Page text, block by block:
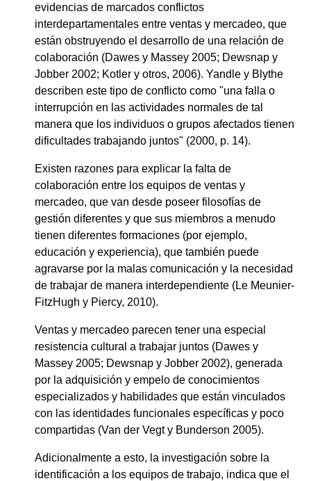
evidencias de marcados conflictos
interdepartamentales entre ventas y mercadeo, que
están obstruyendo el desarrollo de una relación de
colaboración (Dawes y Massey 2005; Dewsnap y
Jobber 2002; Kotler y otros, 2006). Yandle y Blythe
describen este tipo de conflicto como "una falla o
interrupción en las actividades normales de tal
manera que los individuos o grupos afectados tienen
dificultades trabajando juntos" (2000, p. 14).
Existen razones para explicar la falta de
colaboración entre los equipos de ventas y
mercadeo, que van desde poseer filosofías de
gestión diferentes y que sus miembros a menudo
tienen diferentes formaciones (por ejemplo,
educación y experiencia), que también puede
agravarse por la malas comunicación y la necesidad
de trabajar de manera interdependiente (Le Meunier-
FitzHugh y Piercy, 2010).
Ventas y mercadeo parecen tener una especial
resistencia cultural a trabajar juntos (Dawes y
Massey 2005; Dewsnap y Jobber 2002), generada
por la adquisición y empelo de conocimientos
especializados y habilidades que están vinculados
con las identidades funcionales específicas y poco
compartidas (Van der Vegt y Bunderson 2005).
Adicionalmente a esto, la investigación sobre la
identificación a los equipos de trabajo, indica que el